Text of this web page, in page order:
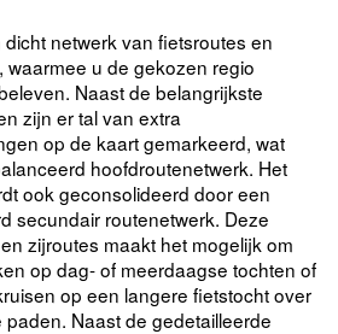
netwerk van fietsroutes en
u de gekozen regio
Naast de belangrijkste
zijn er tal van extra
op de kaart gemarkeerd, wat
hoofdroutenetwerk. Het
ook geconsolideerd door een
secundair routenetwerk. Deze
zijroutes maakt het mogelijk om
op dag- of meerdaagse tochten of
op een langere fietstocht over
Naast de gedetailleerde